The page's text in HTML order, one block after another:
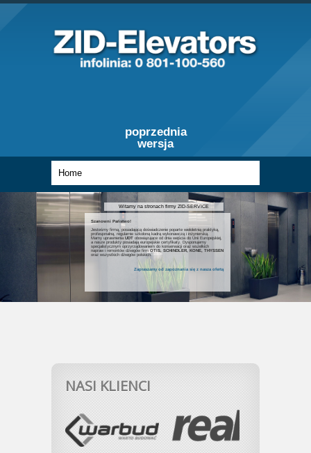
poprzednia
wersja
Witamy na stronach firmy ZID-SERVICE
Szanowni Państwo!
Jesteśmy firmą, posiadającą doświadczenie poparte wieloletnią praktyką,
profesjonalną, regularnie szkoloną kadrą wykonawczą i inżynierską.
Mamy uprawnieniaUDT obowiązujące od dnia wejścia do Unii Europejskiej,
a nasze produkty posiadają europejskie certyfikaty. Dysponujemy
specjalistycznym oprzyrządowaniem do konserwacji oraz wszelkich
napraw i remontów dźwigów firmOTIS, SCHINDLER, KONE, THYSSEN
oraz wszystkich dźwigów polskich.
Zapraszamy od zapoznania się z nasza ofertą
NASI KLIENCI